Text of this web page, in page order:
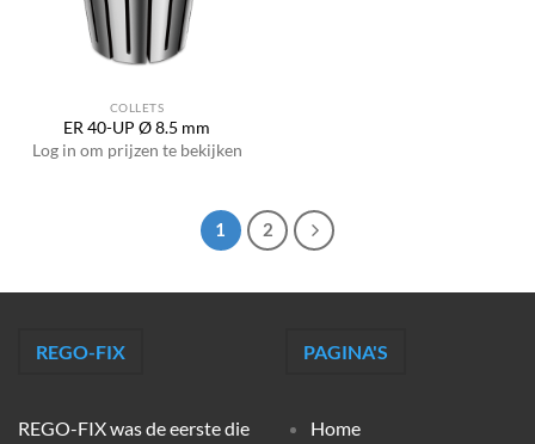
COLLETS
ER 40-UP Ø 8.5 mm
Log in om prijzen te bekijken
1 2
REGO-FIX
REGO-FIX was de eerste die
PAGINA'S
Home